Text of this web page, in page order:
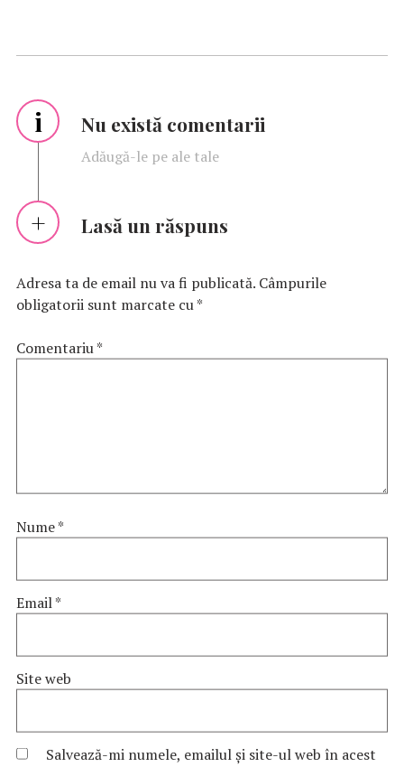
i Nu există comentarii
Adăugă-le pe ale tale
Lasă un răspuns
Adresa ta de email nu va fi publicată. Câmpurile
obligatorii sunt marcate cu*
Comentariu*
Nume*
Email*
Site web
Salvează-mi numele, emailul și site-ul web în acest